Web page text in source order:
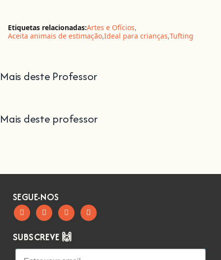
Etiquetas relacionadas:Artes e Ofícios,
Aceita animais de estimação,Ideal para crianças,Tufting
Mais deste Professor
Mais deste professor
SEGUE-NOS
SUBSCREVE 🙌